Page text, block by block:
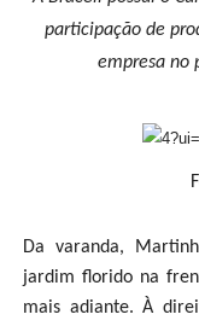
participação de
empresa no
Da varanda,
jardim florido na
mais adiante. À